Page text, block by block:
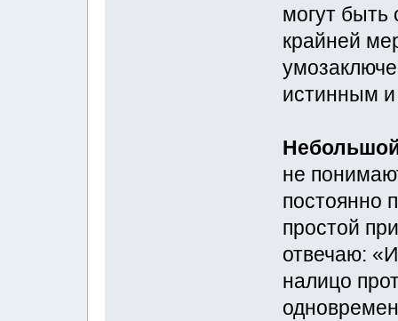
могут
крайней
истинным
не
постоянно
простой
отвечаю:
налицо